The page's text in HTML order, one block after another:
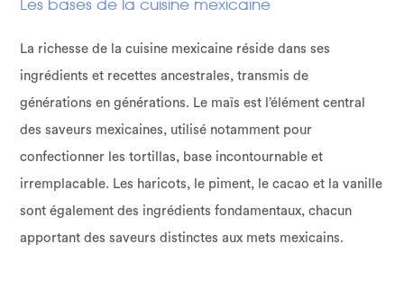
La richesse de la cuisine mexicaine réside dans ses
ingrédients et recettes ancestrales, transmis de
générations en générations. Le maïs est l’élément central
des saveurs mexicaines, utilisé notamment pour
confectionner les tortillas, base incontournable et
irremplacable. Les haricots, le piment, le cacao et la vanille
sont également des ingrédients fondamentaux, chacun
apportant des saveurs distinctes aux mets mexicains.